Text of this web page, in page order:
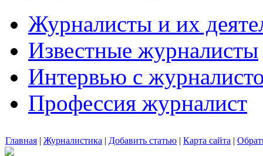
Журналисты и их
Известные журналисты
Интервью с
Профессия журналист
Главная | Журналистика | Добавить статью | Карта сайта |